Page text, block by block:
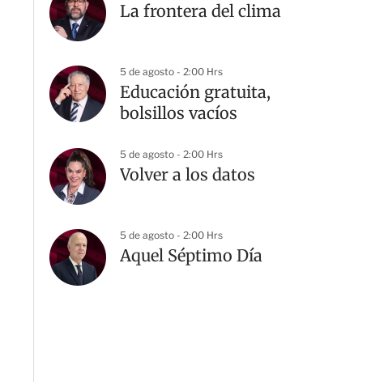
La frontera del clima
5 de agosto - 2:00 Hrs
Educación gratuita,
bolsillos vacíos
5 de agosto - 2:00 Hrs
Volver a los datos
5 de agosto - 2:00 Hrs
Aquel Séptimo Día